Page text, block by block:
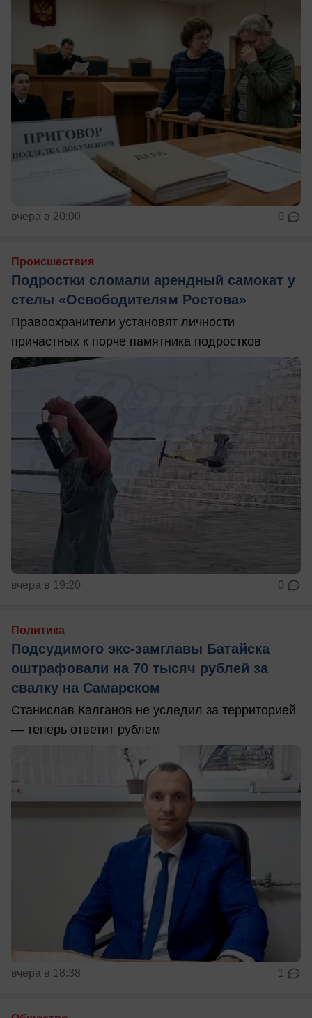
вчера в 20:00 0
Происшествия
Подростки сломали арендный самокат у
стелы «Освободителям Ростова»
Правоохранители установят личности
причастных к порче памятника подростков
вчера в 19:20 0
Политика
Подсудимого экс-замглавы Батайска
оштрафовали на 70 тысяч рублей за
свалку на Самарском
Станислав Калганов не уследил за территорией
— теперь ответит рублем
вчера в 18:38 1